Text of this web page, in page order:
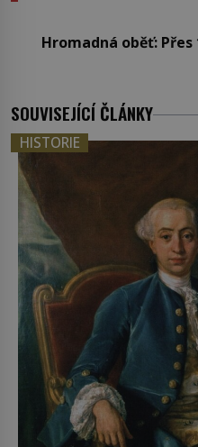
Hromadná oběť:
SOUVISEJÍCÍ ČLÁNKY
HISTORIE